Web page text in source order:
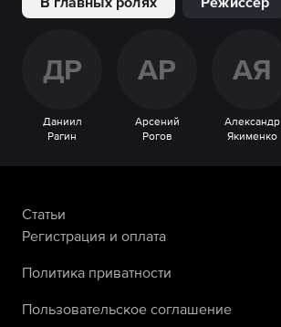
ДР
Даниил
Рагин
АР
Арсений
Рогов
АЯ
Александр
Якименко
Статьи
Регистрация и оплата
Политика приватности
Пользовательское соглашение